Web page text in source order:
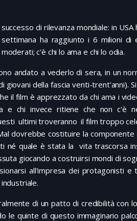
di rilevanza mondiale: in
ha raggiunto i 6 milioni
c'è chi lo ama e chi lo odia.
andato a vederlo di sera, in un
giovani della fascia venti-trent'anni).
il film è apprezzato da chi ama i
e chi invece ritiene che non c'è
ultimi troveranno il film troppo
dovrebbe costituire la
né quale è stata la vita trascorsa
giocando a costruirsi mondi di
all'impresa dei protagonisti
di un patto di credibilità con
le quinte di questo immaginario